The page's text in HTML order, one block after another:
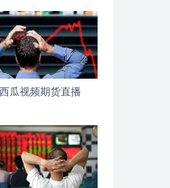
西瓜视频期货直播